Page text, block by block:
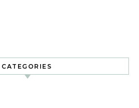
CATEGORIES